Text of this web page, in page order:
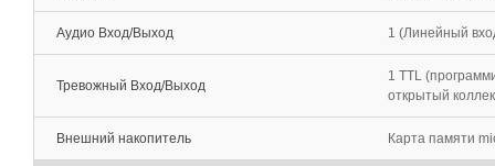
Аудио Вход/Выход 1 (Линейный
Тревожный Вход/Выход
1 TTL
открытый
Внешний накопитель Карта памяти